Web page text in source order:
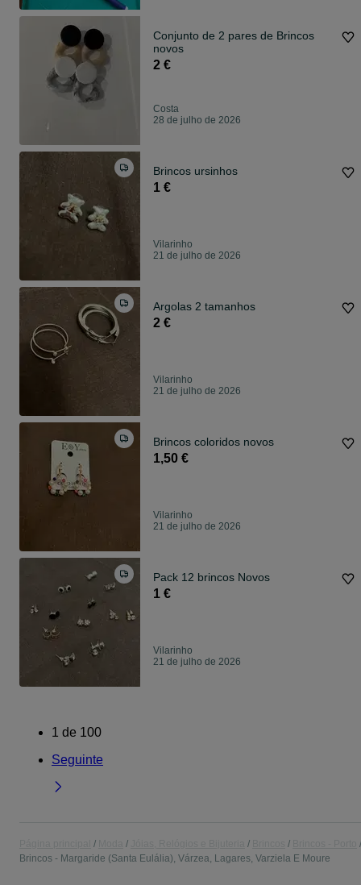
Conjunto de 2 pares de Brincos
novos
2 €
Costa
28 de julho de 2026
Brincos ursinhos
1 €
Vilarinho
21 de julho de 2026
Argolas 2 tamanhos
2 €
Vilarinho
21 de julho de 2026
Brincos coloridos novos
1,50 €
Vilarinho
21 de julho de 2026
Pack 12 brincos Novos
1 €
Vilarinho
21 de julho de 2026
1 de 100
Seguinte
Brincos - Margaride (Santa Eulália), Várzea, Lagares, Varziela E Moure